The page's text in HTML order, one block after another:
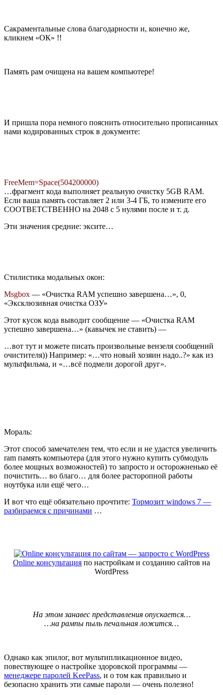
Сакраментальные слова благодарности и, конечно же,
кликнем «ОК» !!
Память рам очищена на вашем компьютере!
И пришла пора немного пояснить относительно прописанных
нами кодированных строк в документе:
FreeMem=Space(504200000)
…фрагмент кода выполняет реальную очистку 5GB RAM.
Если ваша память составляет 2 или 3-4 ГБ, то измените его
СООТВЕТСТВЕННО на 2048 с 5 нулями после и т. д.
Эти значения средние: эксите…
Стилистика модальных окон:
Msgbox — «Очистка RAM успешно завершена…», 0,
«Эксклюзивная очистка ОЗУ»
Этот кусок кода выводит сообщение — «Очистка RAM
успешно завершена…» (кавычек не ставить) —
…вот тут и можете писать произвольные вензеля сообщений
очистителя)) Например: «…что новый хозяин надо..?» как из
мультфильма, и «…всё подмели дорогой друг».
Мораль:
Этот способ замечателен тем, что если и не удастся увеличить
ram память компьютера (для этого нужно купить субмодуль
более мощных возможностей) то запросто и осторожненько её
почистить… во благо… для более расторопной работы
ноутбука или ещё чего…
И вот что ещё обязательно прочтите: Тормозит windows 7 —
разбираемся с причинами …
Online консультация по настройкам и созданию сайтов на
WordPress
На этом занавес представления опускается…
…на рампы пыль печальная ложится…
Однако как эпилог, вот мультипликационное видео,
повествующее о настройке здоровской программы —
менеджере паролей KeePass, и о том как правильно и
безопасно хранить эти самые пароли — очень полезно!